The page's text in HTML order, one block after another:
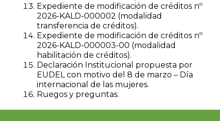
Expediente de modificación de créditos nº
2026-KALD-000002 (modalidad
transferencia de créditos).
Expediente de modificación de créditos nº
2026-KALD-000003-00 (modalidad
habilitación de créditos).
Declaración Institucional propuesta por
EUDEL con motivo del 8 de marzo – Día
internacional de las mujeres.
Ruegos y preguntas.